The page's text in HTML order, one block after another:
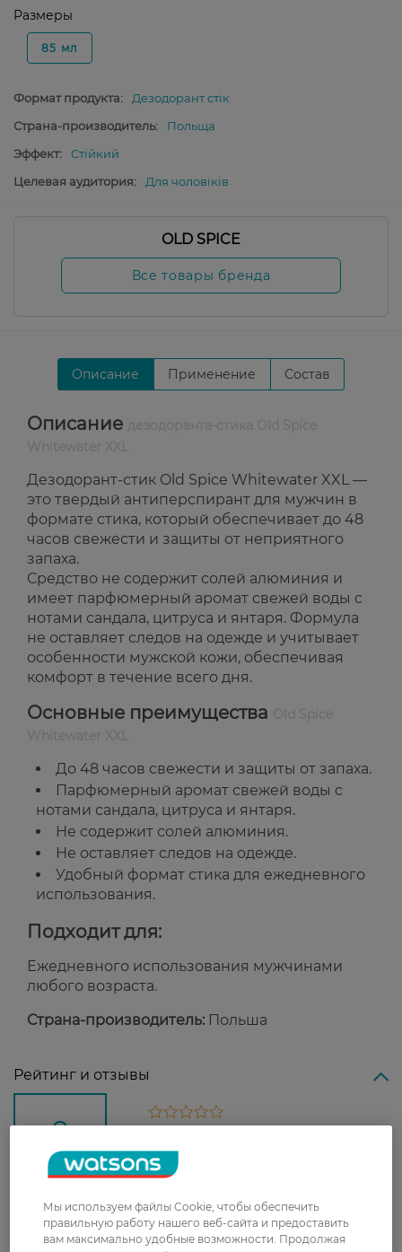
Размеры
85 мл
Формат продукта:
Дезодорант стік
Страна-производитель:
Польща
Эффект:
Стійкий
Целевая аудитория:
Для чоловіків
OLD SPICE
Все товары бренда
Описание Применение Состав
Описание
Дезодорант-стик Old Spice Whitewater XXL —
это твердый антиперспирант для мужчин в
формате стика, который обеспечивает до 48
часов свежести и защиты от неприятного
запаха.
Средство не содержит солей алюминия и
имеет парфюмерный аромат свежей воды с
нотами сандала, цитруса и янтаря. Формула
не оставляет следов на одежде и учитывает
особенности мужской кожи, обеспечивая
комфорт в течение всего дня.
Основные преимущества
До 48 часов свежести и защиты от запаха.
Парфюмерный аромат свежей воды с
нотами сандала, цитруса и янтаря.
Не содержит солей алюминия.
Не оставляет следов на одежде.
Удобный формат стика для ежедневного
использования.
Подходит для:
Ежедневного использования мужчинами
любого возраста.
Страна-производитель: Польша
Рейтинг и отзывы
0
З 0 відгуків
Доставка
Мы используем файлы Cookie, чтобы обеспечить
правильную работу нашего веб-сайта и предоставить
вам максимально удобные возможности. Продолжая